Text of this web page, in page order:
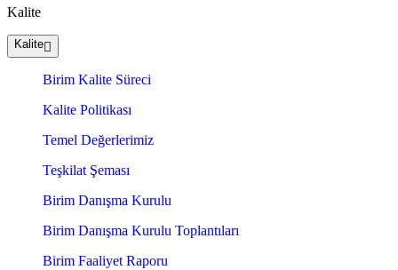
Kalite
Kalite
Birim Kalite Süreci
Kalite Politikası
Temel Değerlerimiz
Teşkilat Şeması
Birim Danışma Kurulu
Birim Danışma Kurulu Toplantıları
Birim Faaliyet Raporu